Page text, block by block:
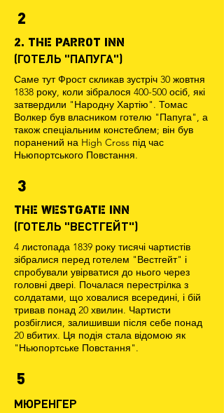
2
2. THE PARROT INN
(ГОТЕЛЬ "ПАПУГА")
Саме тут Фрост скликав зустріч 30 жовтня
1838 року, коли зібралося 400-500 осіб, які
затвердили "Народну Хартію". Томас
Волкер був власником готелю "Папуга", а
також спеціальним констеблем; він був
поранений на High Cross під час
Ньюпортського Повстання.
3
THE WESTGATE INN
(ГОТЕЛЬ "ВЕСТГЕЙТ")
4 листопада 1839 року тисячі чартистів
зібралися перед готелем "Вестгейт" і
спробували увірватися до нього через
головні двері. Почалася перестрілка з
солдатами, що ховалися всередині, і бій
тривав понад 20 хвилин. Чартисти
розбіглися, залишивши після себе понад
20 вбитих. Ця подія стала відомою як
"Ньюпортське Повстання".
5
МЮРЕНГЕР